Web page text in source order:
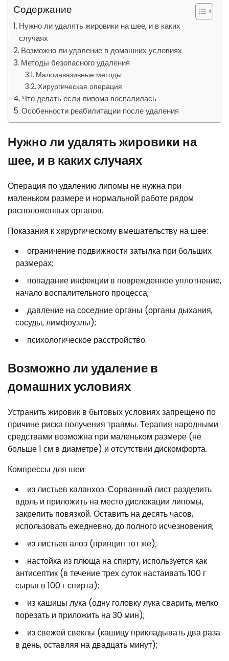
Содержание
Нужно ли удалять жировики на шее, и в каких
случаях
Возможно ли удаление в домашних условиях
Методы безопасного удаления
Малоинвазивные методы
Хирургическая операция
Что делать если липома воспалилась
Особенности реабилитации после удаления
Нужно ли удалять жировики на
шее, и в каких случаях
Операция по удалению липомы не нужна при
маленьком размере и нормальной работе рядом
расположенных органов.
Показания к хирургическому вмешательству на шее:
ограничение подвижности затылка при больших
размерах;
попадание инфекции в поврежденное уплотнение,
начало воспалительного процесса;
давление на соседние органы (органы дыхания,
сосуды, лимфоузлы);
психологическое расстройство.
Возможно ли удаление в
домашних условиях
Устранить жировик в бытовых условиях запрещено по
причине риска получения травмы. Терапия народными
средствами возможна при маленьком размере (не
больше 1 см в диаметре) и отсутствии дискомфорта.
Компрессы для шеи:
из листьев каланхоэ. Сорванный лист разделить
вдоль и приложить на место дислокации липомы,
закрепить повязкой. Оставить на десять часов,
использовать ежедневно, до полного исчезновения;
из листьев алоэ (принцип тот же);
настойка из плюща на спирту, используется как
антисептик (в течение трех суток настаивать 100 г
сырья в 100 г спирта);
из кашицы лука (одну головку лука сварить, мелко
порезать и приложить на 30 мин);
из свежей свеклы (кашицу прикладывать два раза
в день, оставляя на двадцать минут);